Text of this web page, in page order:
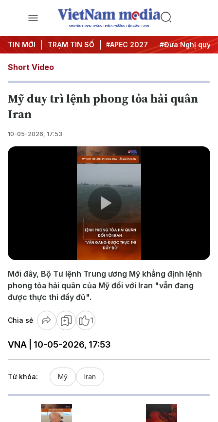
CHUYÊN TRANG THÔNG TIN ĐA PHƯƠNG TIỆN CỦA TTXVN
TIN MỚI TRẠM TIN SỐ
#Hội nghị Trung ương 3 #APEC 2027 #Đưa Nghị quyết
Short Video
Mỹ duy trì lệnh phong tỏa hải quân
Iran
10-05-2026, 17:53
Play
Video
Mới đây, Bộ Tư lệnh Trung ương Mỹ khẳng định lệnh
phong tỏa hải quân của Mỹ đối với Iran "vẫn đang
được thực thi đầy đủ".
Chia sẻ 1
VNA | 10-05-2026, 17:53
Từ khóa: Mỹ Iran